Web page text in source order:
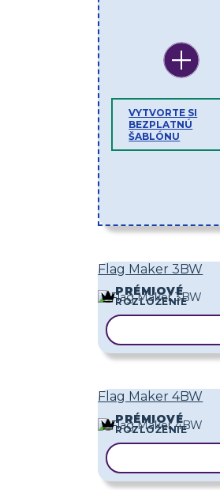
VYTVORTE SI
BEZPLATNÚ
ŠABLÓNU
Flag Maker 3BW
PRÉMIOVÉ
ROZLOŽENIE
Flag Maker 4BW
PRÉMIOVÉ
ROZLOŽENIE